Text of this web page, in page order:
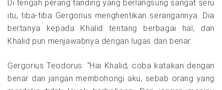
Di tengah perang tanding yang berlangsung sangat seru
itu, tiba-tiba Gergorius menghentikan serangannya. Dia
bertanya kepada Khalid tentang berbagai hal, dan
Khalid pun menjawabnya dengan lugas dan benar.
Gergorius Teodorus: “Hai Khalid, coba katakan dengan
benar dan jangan membohongi aku, sebab orang yang